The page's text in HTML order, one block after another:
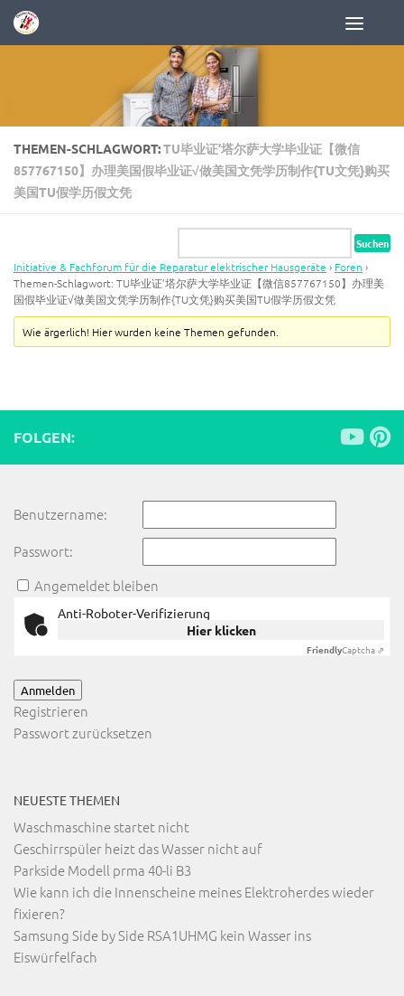
Zum Inhalt springen
THEMEN-SCHLAGWORT:TU毕业证’塔尔萨大学毕业证【微信
857767150】办理美国假毕业证√做美国文凭学历制作{TU文凭}购买
美国TU假学历假文凭
Initiative & Fachforum für die Reparatur elektrischer Hausgeräte › Foren ›
Themen-Schlagwort: TU毕业证’塔尔萨大学毕业证【微信857767150】办理美
国假毕业证√做美国文凭学历制作{TU文凭}购买美国TU假学历假文凭
Wie ärgerlich! Hier wurden keine Themen gefunden.
FOLGEN:
Benutzername:
Passwort:
Angemeldet bleiben
Anti-Roboter-Verifizierung
Hier klicken
FriendlyCaptcha ⇗
Anmelden
Registrieren
Passwort zurücksetzen
NEUESTE THEMEN
Waschmaschine startet nicht
Geschirrspüler heizt das Wasser nicht auf
Parkside Modell prma 40-li B3
Wie kann ich die Innenscheine meines Elektroherdes wieder
fixieren?
Samsung Side by Side RSA1UHMG kein Wasser ins
Eiswürfelfach